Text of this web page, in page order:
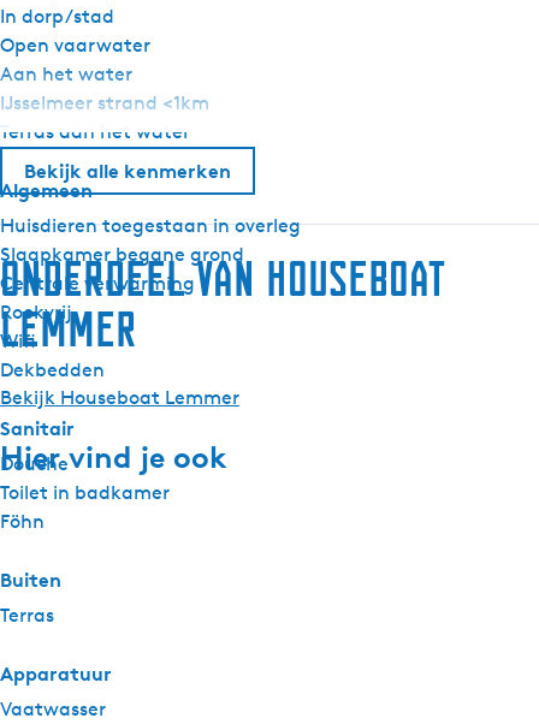
In dorp/stad
Open vaarwater
Aan het water
IJsselmeer strand <1km
Terras aan het water
Algemeen
Huisdieren toegestaan in overleg
Slaapkamer begane grond
Centrale verwarming
Rookvrij
Wifi
Dekbedden
Sanitair
Douche
Toilet in badkamer
Föhn
Buiten
Terras
Apparatuur
Vaatwasser
Bekijk alle kenmerken
Onderdeel van Houseboat
Lemmer
Bekijk Houseboat Lemmer
Hier vind je ook